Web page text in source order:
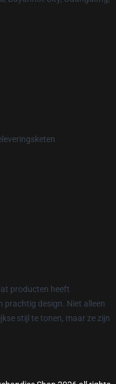
producten heeft
prachtig design. Niet alleen
stijl te tonen, maar ze zijn